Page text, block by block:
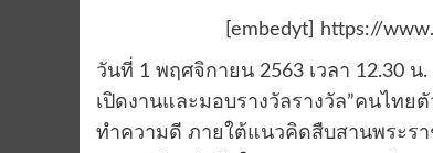
[embedyt] https://
วันที่ 1 พฤศจิกายน 2563 เวลา 12.30
เปิดงานและมอบรางวัลรางวัล”คนไทย
ทำความดี ภายใต้แนวคิดสืบสานพระร